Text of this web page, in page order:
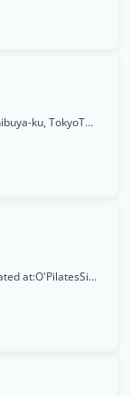
Shinjuku Maynds Tower 6F, F2-1-1 Yoyogi, Shibuya-ku, TokyoTokyo151-0053, Seoul
Group Fitness (HIIT)/Yoga Classes will be located at:O'PilatesSinsa-Mi Tower, 501 sinsa Dong,11th Floor (Line 3/Orange Line, Sinsa Station, exit 6)1:1 & 1:2 Personal Training will be loca, Seoul